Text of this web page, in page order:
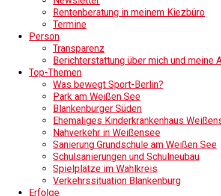
Rentenberatung in meinem Kiezbüro
Termine
Person
Transparenz
Berichterstattung über mich und meine
Top-Themen
Was bewegt Sport-Berlin?
Park am Weißen See
Blankenburger Süden
Ehemaliges Kinderkrankenhaus
Nahverkehr in Weißensee
Sanierung Grundschule am Weißen See
Schulsanierungen und Schulneubau
Spielplätze im Wahlkreis
Verkehrssituation Blankenburg
Erfolge